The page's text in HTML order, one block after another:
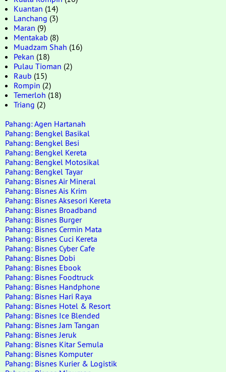
Kuantan (14)
Lanchang (3)
Maran (9)
Mentakab (8)
Muadzam Shah (16)
Pekan (18)
Pulau Tioman (2)
Raub (15)
Rompin (2)
Temerloh (18)
Triang (2)
Pahang: Agen Hartanah
Pahang: Bengkel Basikal
Pahang: Bengkel Besi
Pahang: Bengkel Kereta
Pahang: Bengkel Motosikal
Pahang: Bengkel Tayar
Pahang: Bisnes Air Mineral
Pahang: Bisnes Ais Krim
Pahang: Bisnes Aksesori Kereta
Pahang: Bisnes Broadband
Pahang: Bisnes Burger
Pahang: Bisnes Cermin Mata
Pahang: Bisnes Cuci Kereta
Pahang: Bisnes Cyber Cafe
Pahang: Bisnes Dobi
Pahang: Bisnes Ebook
Pahang: Bisnes Foodtruck
Pahang: Bisnes Handphone
Pahang: Bisnes Hari Raya
Pahang: Bisnes Hotel & Resort
Pahang: Bisnes Ice Blended
Pahang: Bisnes Jam Tangan
Pahang: Bisnes Jeruk
Pahang: Bisnes Kitar Semula
Pahang: Bisnes Komputer
Pahang: Bisnes Kurier & Logistik